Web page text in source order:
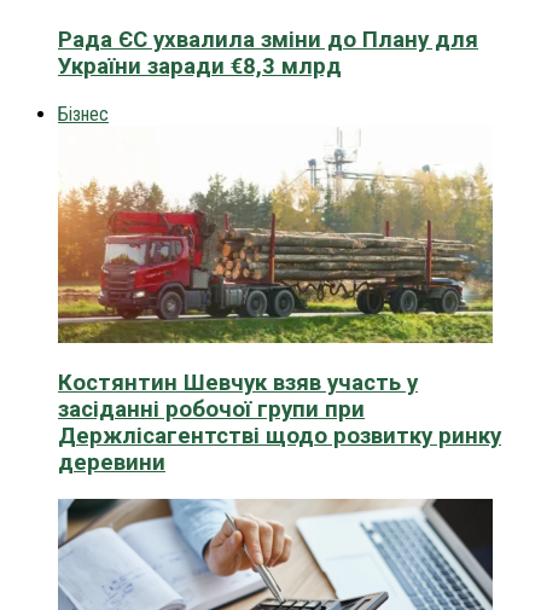
Рада ЄС ухвалила зміни до Плану для
України заради €8,3 млрд
Бізнес
Костянтин Шевчук взяв участь у
засіданні робочої групи при
Держлісагентстві щодо розвитку ринку
деревини